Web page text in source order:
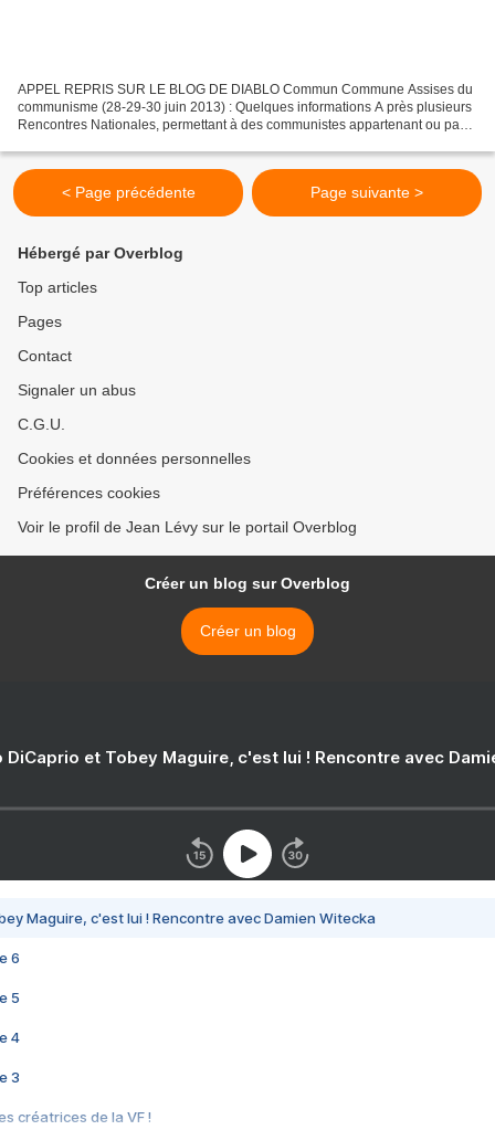
APPEL REPRIS SUR LE BLOG DE DIABLO Commun Commune Assises du
communisme (28-29-30 juin 2013) : Quelques informations A près plusieurs
Rencontres Nationales, permettant à des communistes appartenant ou pas à
< Page précédente Page suivante >
Hébergé par Overblog
Top articles
Pages
Contact
Signaler un abus
C.G.U.
Cookies et données personnelles
Préférences cookies
Voir le profil de Jean Lévy sur le portail Overblog
Créer un blog sur Overblog
Créer un blog
DiCaprio et Tobey Maguire, c'est lui ! Rencontre avec
Maguire, c'est lui ! Rencontre avec Damien Witecka
6
5
4
3
créatrices de la VF !